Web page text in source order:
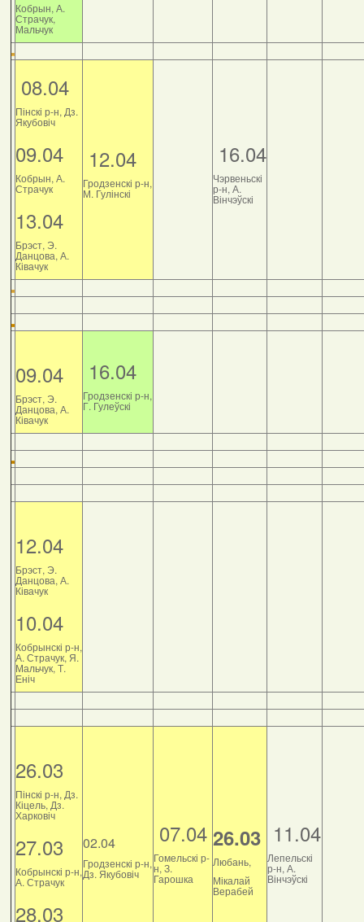
Кобрын, А.
Страчук,
Мальчук
08.04
Пінскі р-н, Дз.
Якубовіч
09.04
Кобрын, А.
Страчук
13.04
Брэст, Э.
Данцова, А.
Ківачук
12.04
Гродзенскі р-н,
М. Гулінскі
16.04
Чэрвеньскі
р-н, А.
Вінчэўскі
09.04
Брэст, Э.
Данцова, А.
Ківачук
16.04
Гродзенскі р-н,
Г. Гулеўскі
12.04
Брэст, Э.
Данцова, А.
Ківачук
10.04
Кобрынскі р-н,
А. Страчук, Я.
Мальчук, Т.
Еніч
26.03
Пінскі р-н, Дз.
Кіцель, Дз.
Харковіч
27.03
Кобрынскі р-н,
А. Страчук
28.03
02.04
Гродзенскі р-н,
Дз. Якубовіч
07.04
Гомельскі р-
н, З.
Гарошка
26.03
Любань,
Мікалай
Верабей
11.04
Лепельскі
р-н, А.
Вінчэўскі